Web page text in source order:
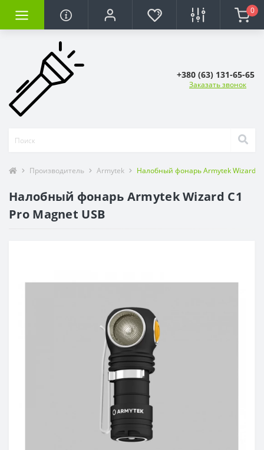
0
+380 (63) 131-65-65
Заказать звонок
Производитель Armytek Налобный фонарь Armytek Wizard
Налобный фонарь Armytek Wizard C1
Pro Magnet USB